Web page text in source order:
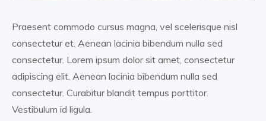
Praesent commodo cursus magna, vel scelerisque nisl
consectetur et. Aenean lacinia bibendum nulla sed
consectetur. Lorem ipsum dolor sit amet, consectetur
adipiscing elit. Aenean lacinia bibendum nulla sed
consectetur. Curabitur blandit tempus porttitor.
Vestibulum id ligula.